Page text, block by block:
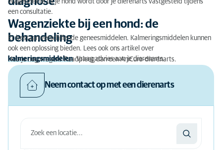
Wagenziekte bij je hond wordt door je dierenarts vastgesteld tijdens
een consultatie.
Wagenziekte bij een hond: de
behandeling
Er bestaan verschillende geneesmiddelen. Kalmeringsmiddelen kunnen
ook een oplossing bieden. Lees ook ons artikel over
kalmeringsmiddelen. Vraag advies aan je dierenarts.
Heb je nog vragen? Raadpleeg dan een AniCura-dierenarts.
Neem contact op met een dierenarts